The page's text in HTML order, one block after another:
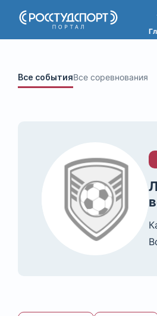
Портал
Все событияВсе соревнования